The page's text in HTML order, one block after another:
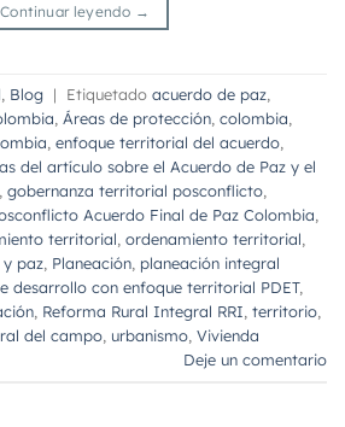
Continuar leyendo →
, Blog | Etiquetado acuerdo de paz,
, Áreas de protección, colombia,
, enfoque territorial del acuerdo,
del artículo sobre el Acuerdo de Paz y el
, gobernanza territorial posconflicto,
Acuerdo Final de Paz Colombia,
territorial, ordenamiento territorial,
paz, Planeación, planeación integral
desarrollo con enfoque territorial PDET,
, Reforma Rural Integral RRI, territorio,
del campo, urbanismo, Vivienda
Deje un comentario